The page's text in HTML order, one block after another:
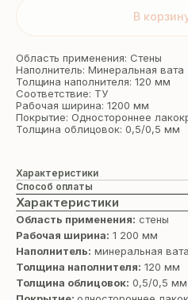
В
Область применения: Стены
Наполнитель: Минеральная вата
Толщина наполнителя: 120 мм
Соответствие: ТУ
Рабочая ширина: 1200 мм
Покрытие: Одностороннее
Толщина облицовок: 0,5/0,5 мм
Характеристики
Способ оплаты
Характеристики
Область применения: стены
Рабочая ширина: 1 200 мм
Наполнитель: минеральная вата
Толщина наполнителя: 120 мм
Толщина облицовок: 0,5/0,5 мм